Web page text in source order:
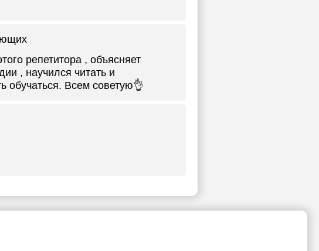
репетитора , объясняет
, научился читать и
обучаться. Всем советую👌